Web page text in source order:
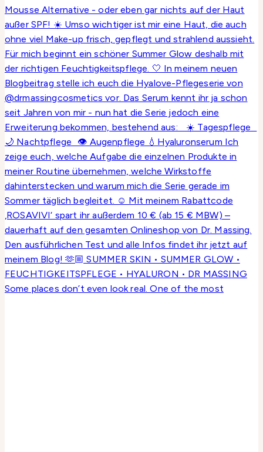
Some places don’t even look real. One of the most